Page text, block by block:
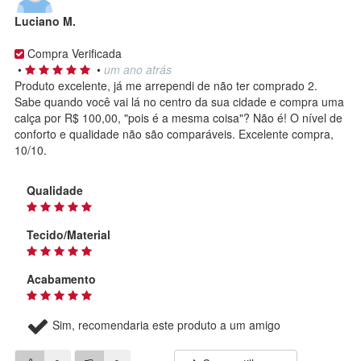
Luciano M.
Compra Verificada
•
• um ano atrás
Produto excelente, já me arrependi de não ter comprado 2.
Sabe quando você vai lá no centro da sua cidade e compra uma
calça por R$ 100,00, "pois é a mesma coisa"? Não é! O nível de
conforto e qualidade não são comparáveis. Excelente compra,
10/10.
Qualidade
Tecido/Material
Acabamento
Sim, recomendaria este produto a um amigo